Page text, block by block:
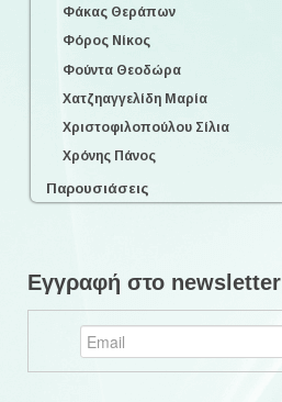
Φάκας Θεράπων
Φόρος Νίκος
Φούντα Θεοδώρα
Χατζηαγγελίδη Μαρία
Χριστοφιλοπούλου Σίλια
Χρόνης Πάνος
Παρουσιάσεις
Εγγραφή στο newsletter